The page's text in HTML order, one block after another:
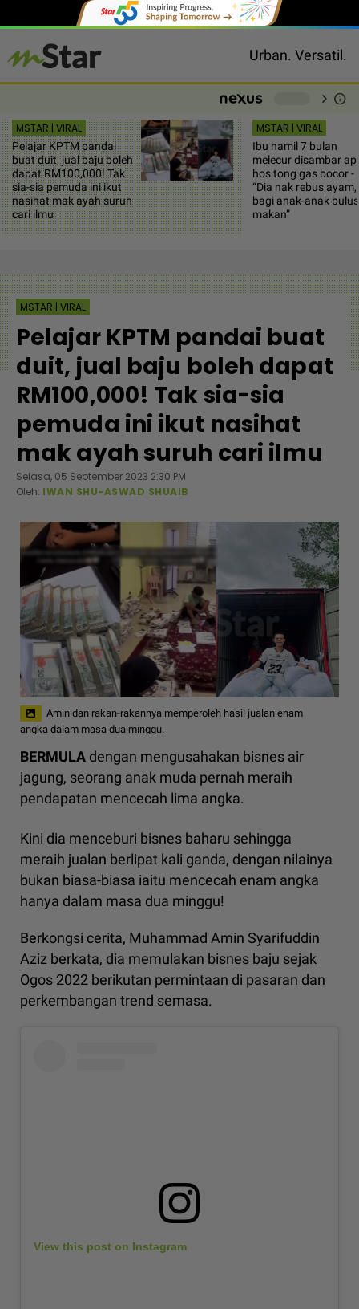
Urban. Versatil.
chevron_right info
MSTAR | VIRAL
Pelajar KPTM pandai
buat duit, jual baju boleh
dapat RM100,000! Tak
sia-sia pemuda ini ikut
nasihat mak ayah suruh
cari ilmu
MSTAR | VIRAL
Ibu hamil 7 bulan
melecur disambar
hos tong gas bocor -
“Dia nak rebus ayam,
bagi anak-anak bulus
makan”
MSTAR | VIRAL
Pelajar KPTM pandai buat
duit, jual baju boleh dapat
RM100,000! Tak sia-sia
pemuda ini ikut nasihat
mak ayah suruh cari ilmu
Selasa, 05 September 2023 2:30 PM
Oleh: IWAN SHU-ASWAD SHUAIB
Amin dan rakan-rakannya memperoleh hasil jualan enam
angka dalam masa dua minggu.
BERMULA dengan mengusahakan bisnes air
jagung, seorang anak muda pernah meraih
pendapatan mencecah lima angka.
Kini dia menceburi bisnes baharu sehingga
meraih jualan berlipat kali ganda, dengan nilainya
bukan biasa-biasa iaitu mencecah enam angka
hanya dalam masa dua minggu!
Berkongsi cerita, Muhammad Amin Syarifuddin
Aziz berkata, dia memulakan bisnes baju sejak
Ogos 2022 berikutan permintaan di pasaran dan
perkembangan trend semasa.
View this post on Instagram